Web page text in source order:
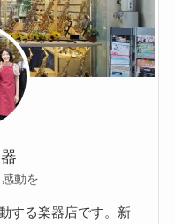
動を
する楽器店です。新